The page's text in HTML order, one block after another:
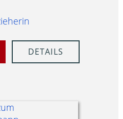
DETAILS